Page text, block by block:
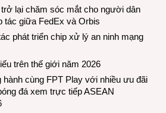
lại chăm sóc mắt cho người dân
tác giữa FedEx và Orbis
phát triển chip xử lý an ninh mạng
trên thế giới năm 2026
hành cùng FPT Play với nhiều ưu đãi
đá xem trực tiếp ASEAN